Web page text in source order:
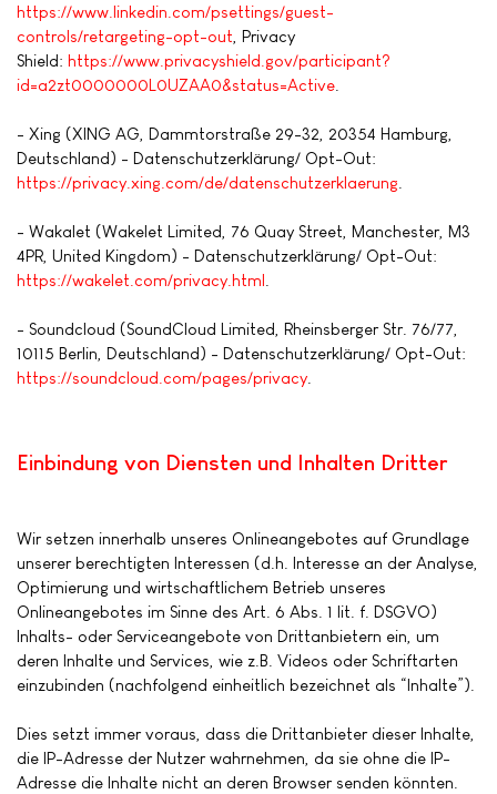
https://www.linkedin.com/psettings/guest-
controls/retargeting-opt-out , Privacy
Shield: https://www.privacyshield.gov/participant?
id=a2zt0000000L0UZAA0&status=Active
- Xing (XING AG, Dammtorstraße 29-32, 20354 Hamburg,
Deutschland) - Datenschutzerklärung/ Opt-Out:
https://privacy.xing.com/de/datenschutzerklaerung
- Wakalet (Wakelet Limited, 76 Quay Street, Manchester, M3
4PR, United Kingdom) - Datenschutzerklärung/ Opt-Out:
https://wakelet.com/privacy.html
- Soundcloud (SoundCloud Limited, Rheinsberger Str. 76/77,
10115 Berlin, Deutschland) - Datenschutzerklärung/ Opt-Out:
https://soundcloud.com/pages/privacy
Einbindung von Diensten und Inhalten Dritter
Wir setzen innerhalb unseres Onlineangebotes auf Grundlage
unserer berechtigten Interessen (d.h. Interesse an der Analyse,
Optimierung und wirtschaftlichem Betrieb unseres
Onlineangebotes im Sinne des Art. 6 Abs. 1 lit. f. DSGVO)
Inhalts- oder Serviceangebote von Drittanbietern ein, um
deren Inhalte und Services, wie z.B. Videos oder Schriftarten
einzubinden (nachfolgend einheitlich bezeichnet als “Inhalte”).
Dies setzt immer voraus, dass die Drittanbieter dieser Inhalte,
die IP-Adresse der Nutzer wahrnehmen, da sie ohne die IP-
Adresse die Inhalte nicht an deren Browser senden könnten.